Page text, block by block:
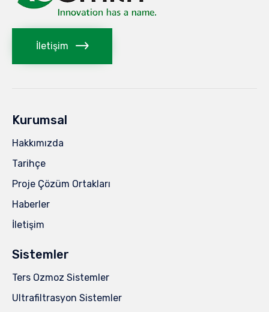
İletişim
Kurumsal
Hakkımızda
Tarihçe
Proje Çözüm Ortakları
Haberler
İletişim
Sistemler
Ters Ozmoz Sistemler
Ultrafiltrasyon Sistemler